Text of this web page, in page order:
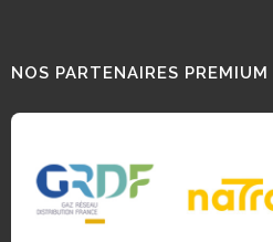
NOS PARTENAIRES PREMIUM